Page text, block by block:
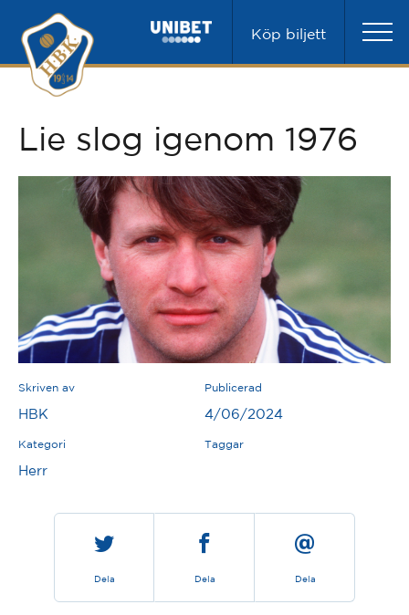
Köp biljett
Lie slog igenom 1976
Skriven av
HBK
Publicerad
4/06/2024
Kategori
Herr
Taggar
Dela Dela Dela